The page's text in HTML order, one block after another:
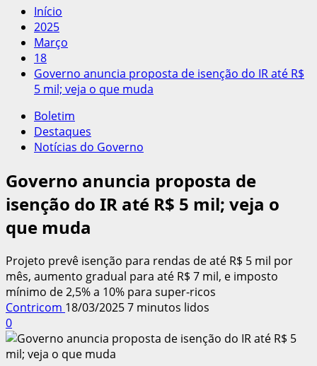
Início
2025
Março
18
Governo anuncia proposta de isenção do IR até R$
5 mil; veja o que muda
Boletim
Destaques
Notícias do Governo
Governo anuncia proposta de
isenção do IR até R$ 5 mil; veja o
que muda
Projeto prevê isenção para rendas de até R$ 5 mil por
mês, aumento gradual para até R$ 7 mil, e imposto
mínimo de 2,5% a 10% para super-ricos
Contricom 18/03/20257 minutos lidos
0